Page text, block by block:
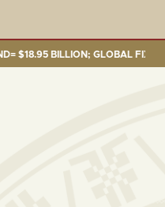
BILLION; GLOBAL